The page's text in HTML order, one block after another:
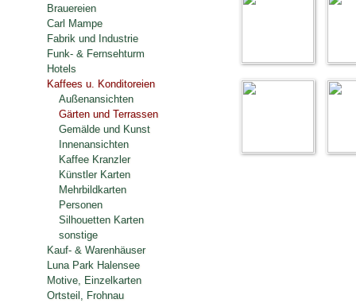
Brauereien
Carl Mampe
Fabrik und Industrie
Funk- & Fernsehturm
Hotels
Kaffees u. Konditoreien
Außenansichten
Gärten und Terrassen
Gemälde und Kunst
Innenansichten
Kaffee Kranzler
Künstler Karten
Mehrbildkarten
Personen
Silhouetten Karten
sonstige
Kauf- & Warenhäuser
Luna Park Halensee
Motive, Einzelkarten
Ortsteil, Frohnau